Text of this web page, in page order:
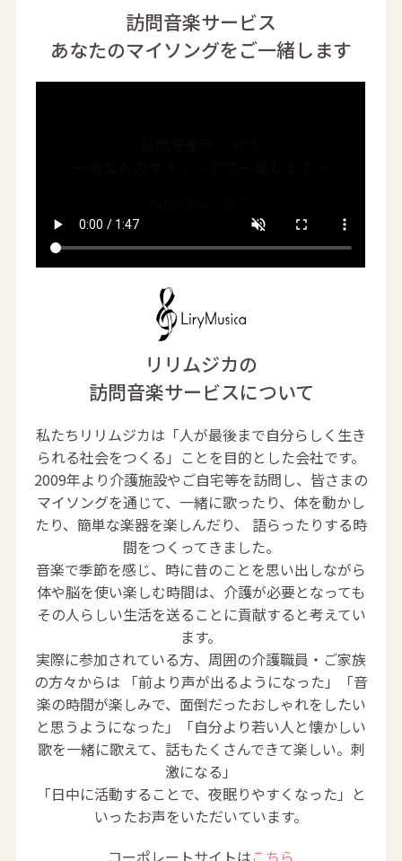
訪問音楽サービス
あなたのマイソングをご一緒します
リリムジカの
訪問音楽サービスについて
私たちリリムジカは「人が最後まで自分らしく生き
られる社会をつくる」ことを目的とした会社です。
2009年より介護施設やご自宅等を訪問し、皆さまの
マイソングを通じて、一緒に歌ったり、体を動かし
たり、簡単な楽器を楽しんだり、 語らったりする時
間をつくってきました。
音楽で季節を感じ、時に昔のことを思い出しながら
体や脳を使い楽しむ時間は、介護が必要となっても
その人らしい生活を送ることに貢献すると考えてい
ます。
実際に参加されている方、周囲の介護職員・ご家族
の方々からは 「前より声が出るようになった」「音
楽の時間が楽しみで、面倒だったおしゃれをしたい
と思うようになった」
「自分より若い人と懐かしい
歌を一緒に歌えて、話もたくさんできて楽しい。刺
激になる」
「日中に活動することで、夜眠りやすくなった」と
いったお声をいただいています。
コーポレートサイトはこちら